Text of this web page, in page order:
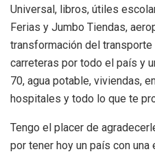
Universal, libros, útiles
Ferias y Jumbo Tiendas,
transformación del
carreteras por todo el país y
70, agua potable, viviendas,
hospitales y todo lo que te
Tengo el placer de
por tener hoy un país con una